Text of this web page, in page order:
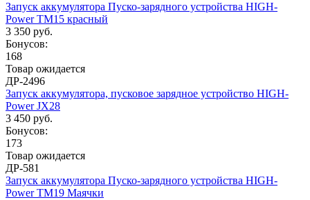
Запуск аккумулятора Пуско-зарядного устройства HIGH-
Power TM15 красный
3 350 руб.
Бонусов:
168
Товар ожидается
ДР-2496
Запуск аккумулятора, пусковое зарядное устройство HIGH-
Power JX28
3 450 руб.
Бонусов:
173
Товар ожидается
ДР-581
Запуск аккумулятора Пуско-зарядного устройства HIGH-
Power TM19 Маячки